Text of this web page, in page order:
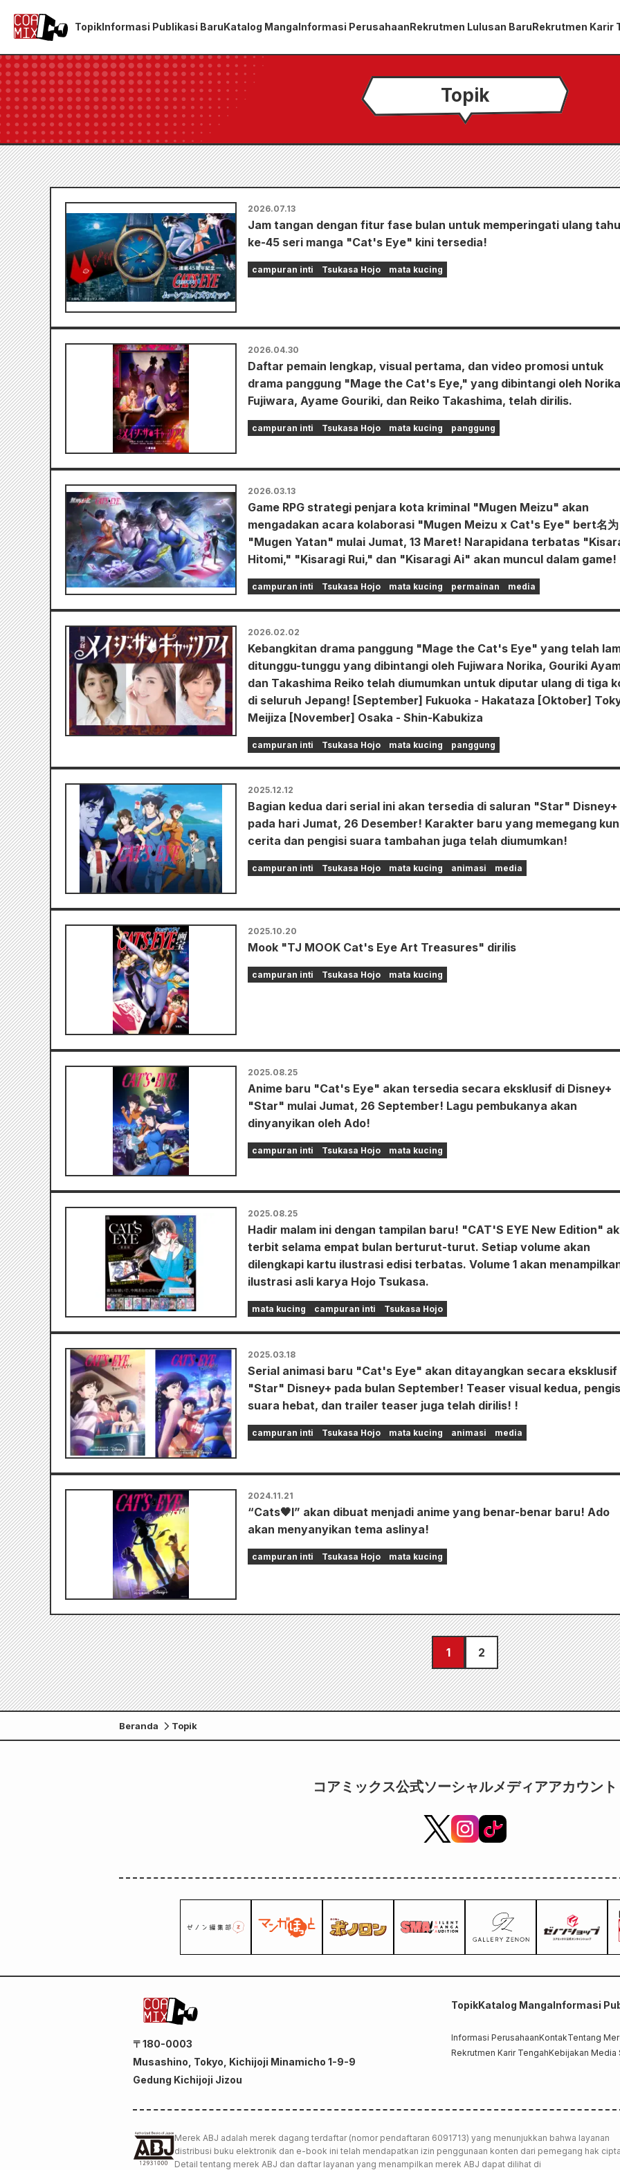
TopikInformasi Publikasi BaruKatalog MangaInformasi PerusahaanRekrutmen Lulusan BaruRekrutmen Karir
Topik
2026.07.13
Jam tangan dengan fitur fase bulan untuk memperingati ulang
ke-45 seri manga "Cat's Eye" kini tersedia!
campuran inti Tsukasa Hojo mata kucing
2026.04.30
Daftar pemain lengkap, visual pertama, dan video promosi untuk
drama panggung "Mage the Cat's Eye," yang dibintangi oleh Norika
Fujiwara, Ayame Gouriki, dan Reiko Takashima, telah dirilis.
campuran inti Tsukasa Hojo mata kucing panggung
2026.03.13
Game RPG strategi penjara kota kriminal "Mugen Meizu" akan
mengadakan acara kolaborasi "Mugen Meizu x Cat's Eye" bert名为
"Mugen Yatan" mulai Jumat, 13 Maret! Narapidana terbatas
Hitomi," "Kisaragi Rui," dan "Kisaragi Ai" akan muncul dalam game!
campuran inti Tsukasa Hojo mata kucing permainan media
2026.02.02
Kebangkitan drama panggung "Mage the Cat's Eye" yang telah
ditunggu-tunggu yang dibintangi oleh Fujiwara Norika, Gouriki
dan Takashima Reiko telah diumumkan untuk diputar ulang di tiga
di seluruh Jepang! [September] Fukuoka - Hakataza [Oktober]
Meijiza [November] Osaka - Shin-Kabukiza
campuran inti Tsukasa Hojo mata kucing panggung
2025.12.12
Bagian kedua dari serial ini akan tersedia di saluran "Star" Disney+
pada hari Jumat, 26 Desember! Karakter baru yang memegang
cerita dan pengisi suara tambahan juga telah diumumkan!
campuran inti Tsukasa Hojo mata kucing animasi media
2025.10.20
Mook "TJ MOOK Cat's Eye Art Treasures" dirilis
campuran inti Tsukasa Hojo mata kucing
2025.08.25
Anime baru "Cat's Eye" akan tersedia secara eksklusif di Disney+
"Star" mulai Jumat, 26 September! Lagu pembukanya akan
dinyanyikan oleh Ado!
campuran inti Tsukasa Hojo mata kucing
2025.08.25
Hadir malam ini dengan tampilan baru! "CAT'S EYE New Edition"
terbit selama empat bulan berturut-turut. Setiap volume akan
dilengkapi kartu ilustrasi edisi terbatas. Volume 1 akan
ilustrasi asli karya Hojo Tsukasa.
mata kucing campuran inti Tsukasa Hojo
2025.03.18
Serial animasi baru "Cat's Eye" akan ditayangkan secara eksklusif
"Star" Disney+ pada bulan September! Teaser visual kedua,
suara hebat, dan trailer teaser juga telah dirilis! !
campuran inti Tsukasa Hojo mata kucing animasi media
2024.11.21
“Cats🖤I” akan dibuat menjadi anime yang benar-benar baru! Ado
akan menyanyikan tema aslinya!
campuran inti Tsukasa Hojo mata kucing
1 2
Beranda Topik
コアミックス公式ソーシャルメディアアカウント
〒180-0003
Musashino, Tokyo, Kichijoji Minamicho 1-9-9
Gedung Kichijoji Jizou
TopikKatalog MangaInformasi
Informasi PerusahaanKontakTentang
Rekrutmen Karir TengahKebijakan Media
Merek ABJ adalah merek dagang terdaftar (nomor pendaftaran 6091713) yang menunjukkan bahwa layanan
distribusi buku elektronik dan e-book ini telah mendapatkan izin penggunaan konten dari pemegang hak
Detail tentang merek ABJ dan daftar layanan yang menampilkan merek ABJ dapat dilihat di